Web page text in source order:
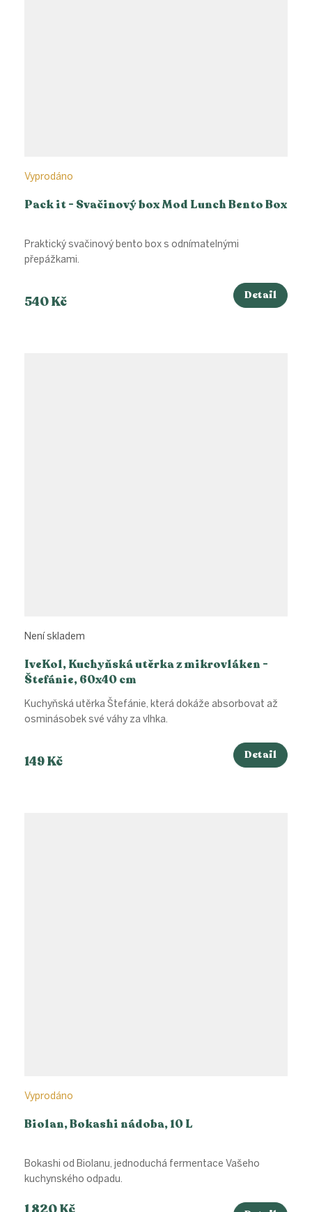
Pack it - Svačinový box Mod Lunch Bento Box
Vyprodáno
540 Kč Detail
Praktický svačinový bento box s odnímatelnými
přepážkami.
IveKol, Kuchyňská utěrka z mikrovláken -
Štefánie, 60x40 cm
Není skladem
149 Kč Detail
Kuchyňská utěrka Štefánie, která dokáže absorbovat až
osminásobek své váhy za vlhka.
Biolan, Bokashi nádoba, 10 L
Vyprodáno
Bokashi od Biolanu, jednoduchá fermentace Vašeho
kuchynského odpadu.